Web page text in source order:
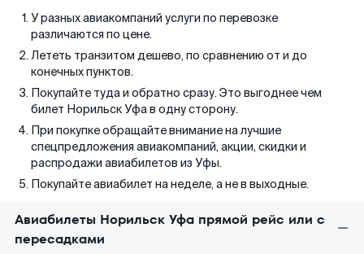
У разных авиакомпаний услуги по перевозке
различаются по цене.
Лететь транзитом дешево, по сравнению от и до
конечных пунктов.
Покупайте туда и обратно сразу. Это выгоднее чем
билет Норильск Уфа в одну сторону.
При покупке обращайте внимание на лучшие
спецпредложения авиакомпаний, акции, скидки и
распродажи авиабилетов из Уфы.
Покупайте авиабилет на неделе, а не в выходные.
Авиабилеты Норильск Уфа прямой рейс или с
пересадками